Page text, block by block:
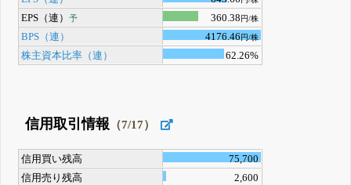
EPS（連）予 360.38円/株
BPS（連） 4176.46円/株
株主資本比率（連） 62.26%
信用取引情報 （7/17）
信用買い残高
75,700
信用売り残高
2,600